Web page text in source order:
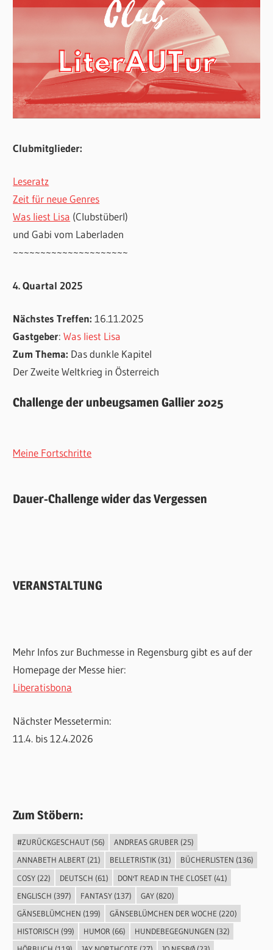
Clubmitglieder:
Leseratz
Zeit für neue Genres
Was liest Lisa (Clubstüberl)
und Gabi vom Laberladen
~~~~~~~~~~~~~~~~~~~~~
4. Quartal 2025
Nächstes Treffen:16.11.2025
Gastgeber:Was liest Lisa
Zum Thema: Das dunkle Kapitel
Der Zweite Weltkrieg in Österreich
Challenge der unbeugsamen Gallier 2025
Meine Fortschritte
Dauer-Challenge wider das Vergessen
VERANSTALTUNG
Mehr Infos zur Buchmesse in Regensburg gibt es auf der
Homepage der Messe hier:
Liberatisbona
Nächster Messetermin:
11.4. bis 12.4.2026
Zum Stöbern:
#ZURÜCKGESCHAUT(56) ANDREAS GRUBER(25)
ANNABETH ALBERT(21) BELLETRISTIK(31) BÜCHERLISTEN (136)
COSY(22) DEUTSCH (61) DON'T READ IN THE CLOSET(41)
ENGLISCH (397) FANTASY(137) GAY(820)
GÄNSEBLÜMCHEN (199) GÄNSEBLÜMCHEN DER WOCHE (220)
HISTORISCH (99) HUMOR(66) HUNDEBEGEGNUNGEN (32)